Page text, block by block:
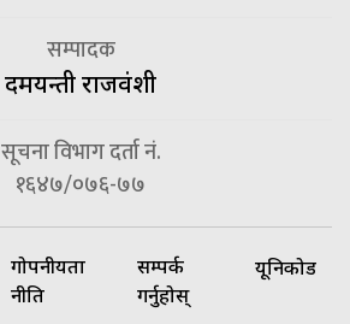
सम्पादक
दमयन्ती राजवंशी
सूचना विभाग दर्ता नं.
१६४७/०७६-७७
गोपनीयता
नीति
सम्पर्क
गर्नुहोस्
यूनिकोड